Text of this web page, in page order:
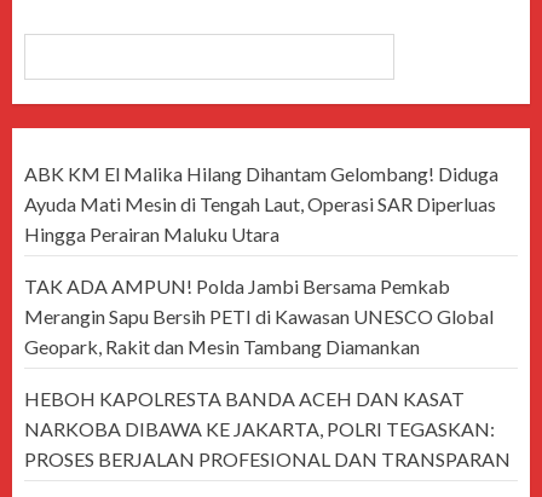
ABK KM El Malika Hilang Dihantam Gelombang! Diduga
Ayuda Mati Mesin di Tengah Laut, Operasi SAR Diperluas
Hingga Perairan Maluku Utara
TAK ADA AMPUN! Polda Jambi Bersama Pemkab
Merangin Sapu Bersih PETI di Kawasan UNESCO Global
Geopark, Rakit dan Mesin Tambang Diamankan
HEBOH KAPOLRESTA BANDA ACEH DAN KASAT
NARKOBA DIBAWA KE JAKARTA, POLRI TEGASKAN:
PROSES BERJALAN PROFESIONAL DAN TRANSPARAN